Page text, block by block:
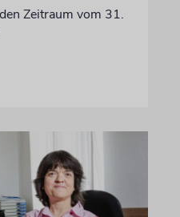
Zeitraum vom 31.